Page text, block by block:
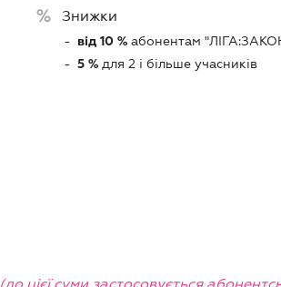
Знижки
від 10 % абонентам
5 % для 2 і більше учасників
(до цієї суми застосовується